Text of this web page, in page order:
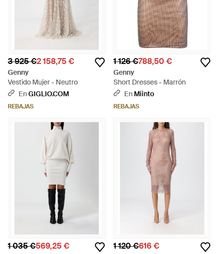
3 925 €2 158,75 €
Genny
Vestido Mujer - Neutro
EnGIGLIO.COM
REBAJAS
1 126 €788,50 €
Genny
Short Dresses - Marrón
En Miinto
REBAJAS
1 035 €569,25 € 1 120 €616 €